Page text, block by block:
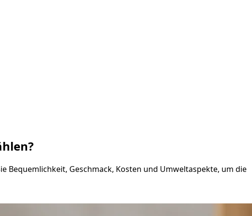
Bequemlichkeit, Geschmack, Kosten und Umweltaspekte, um die